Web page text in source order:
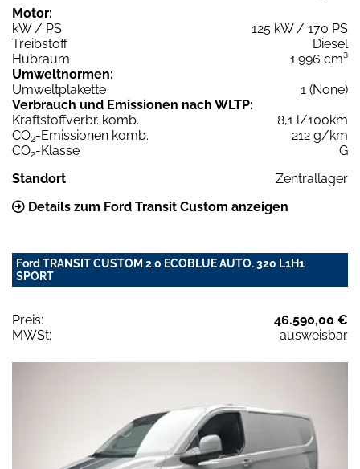
Motor:
kW / PS
125 kW / 170 PS
Treibstoff
Diesel
Hubraum
1.996 cm³
Umweltnormen:
Umweltplakette
1 (None)
Verbrauch und Emissionen nach WLTP:
Kraftstoffverbr. komb.
8,1 l/100km
CO2-Emissionen komb.
212 g/km
CO2-Klasse
G
Standort
Zentrallager
Details zum Ford Transit Custom anzeigen
Ford TRANSIT CUSTOM 2.0 ECOBLUE AUTO. 320 L1H1
SPORT
Preis:
46.590,00 €
MWSt:
ausweisbar